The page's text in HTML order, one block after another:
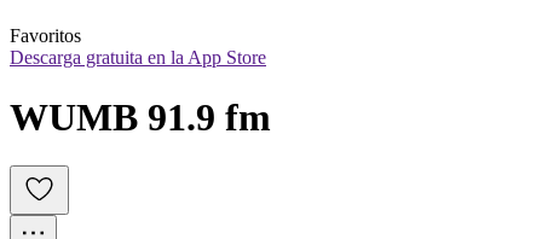
Favoritos
Descarga gratuita en la App Store
WUMB 91.9 fm